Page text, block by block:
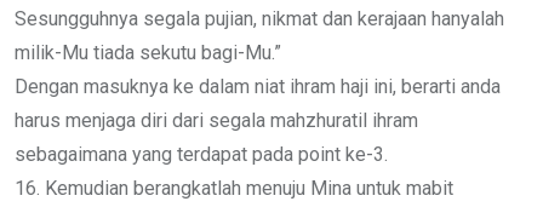
Sesungguhnya segala pujian, nikmat dan kerajaan hanyalah
milik-Mu tiada sekutu bagi-Mu.”
Dengan masuknya ke dalam niat ihram haji ini, berarti anda
harus menjaga diri dari segala mahzhuratil ihram
sebagaimana yang terdapat pada point ke-3.
16. Kemudian berangkatlah menuju Mina untuk mabit